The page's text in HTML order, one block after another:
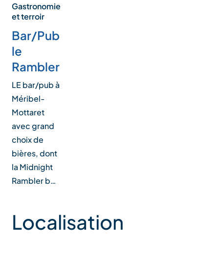
Gastronomie
et terroir
Bar/Pub
le
Rambler
LE bar/pub à
Méribel-
Mottaret
avec grand
choix de
bières, dont
la Midnight
Rambler b…
Localisation